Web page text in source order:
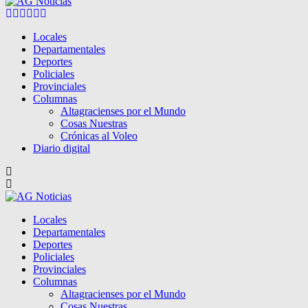
Facebook
Twitter
Instagram
Pinterest
Google
Locales
Departamentales
Deportes
Policiales
Provinciales
Columnas
Altagracienses por el Mundo
Cosas Nuestras
Crónicas al Voleo
Diario digital
Locales
Departamentales
Deportes
Policiales
Provinciales
Columnas
Altagracienses por el Mundo